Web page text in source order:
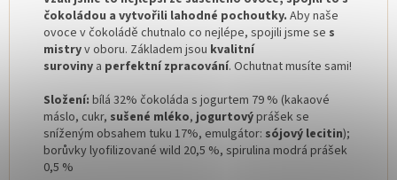
čokoládou a vytvořili lahodné pochoutky. Aby naše
ovoce v čokoládě chutnalo co nejlépe, spojili jsme se s
mistryv oboru. Základem jsou kvalitní
suroviny a perfektní zpracování. Ochutnat musíte sami!
Složení: bílá 32% čokoláda s jogurtem 79 % (kakaové
máslo, cukr, sušené mléko,jogurtovýprášek se
sníženým obsahem tuku 17%, emulgátor: sójový lecitin);
borůvky lyofilizované wild 20,5 %, spirulina modrá prášek
0,5 %